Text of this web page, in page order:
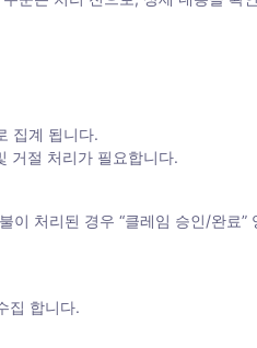
집계 됩니다.
거절 처리가 필요합니다.
처리된 경우 “클레임 승인/완료
집 합니다.